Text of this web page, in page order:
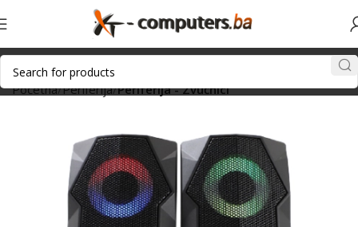
Početna Periferija Periferija - Zvučnici